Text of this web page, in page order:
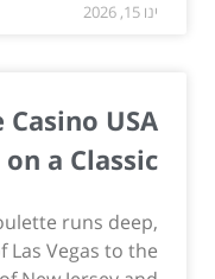
ינו 15, 2026
USA
a Classic
runs deep,
Vegas to the